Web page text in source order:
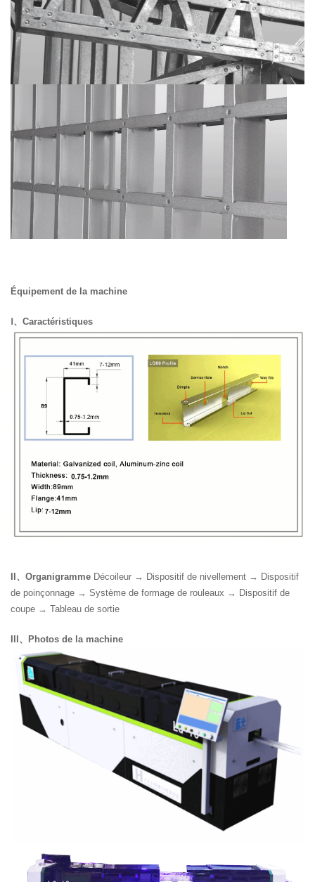
Équipement de la machine
Ⅰ、Caractéristiques
II、Organigramme Décoileur → Dispositif de nivellement → Dispositif
de poinçonnage → Système de formage de rouleaux → Dispositif de
coupe → Tableau de sortie
III、Photos de la machine